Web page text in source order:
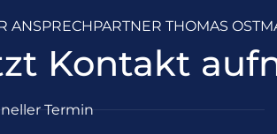
ANSPRECHPARTNER THOMAS
Kontakt
Termin